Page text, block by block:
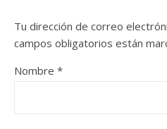
Tu dirección de correo
campos obligatorios están
Nombre *